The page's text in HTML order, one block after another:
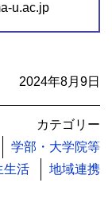
u.ac.jp
2024年8月9日
カテゴリー
学部・大学院等
生活 地域連携